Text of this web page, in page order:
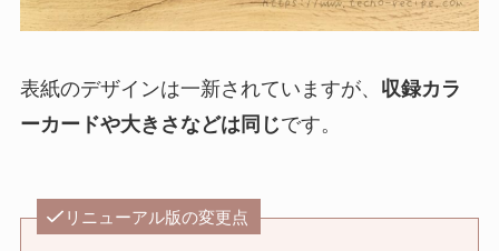
表紙のデザインは一新されていますが、 収録カラ
ーカードや大きさなどは同じです。
リニューアル版の変更点